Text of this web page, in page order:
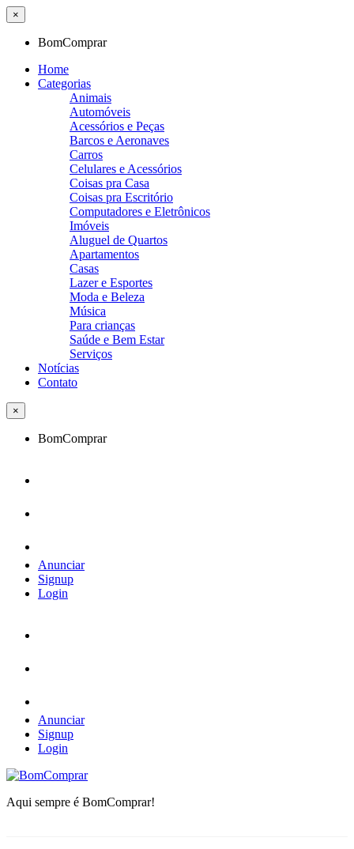
×
BomComprar
Home
Categorias
Animais
Automóveis
Acessórios e Peças
Barcos e Aeronaves
Carros
Celulares e Acessórios
Coisas pra Casa
Coisas pra Escritório
Computadores e Eletrônicos
Imóveis
Aluguel de Quartos
Apartamentos
Casas
Lazer e Esportes
Moda e Beleza
Música
Para crianças
Saúde e Bem Estar
Serviços
Notícias
Contato
×
BomComprar
Anunciar
Signup
Login
Anunciar
Signup
Login
BomComprar
Aqui sempre é BomComprar!